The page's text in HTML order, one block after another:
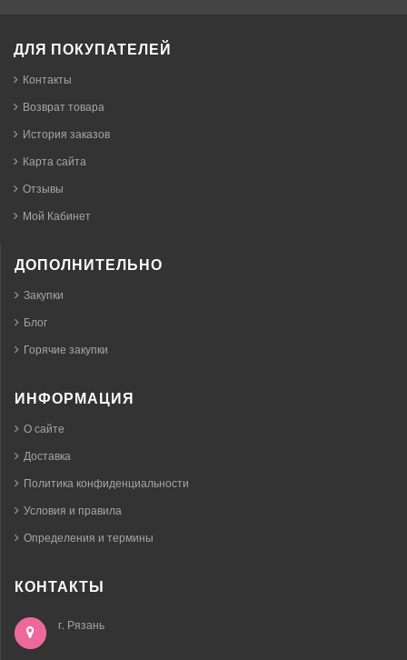
ДЛЯ ПОКУПАТЕЛЕЙ
Контакты
Возврат товара
История заказов
Карта сайта
Отзывы
Мой Кабинет
ДОПОЛНИТЕЛЬНО
Закупки
Блог
Горячие закупки
ИНФОРМАЦИЯ
О сайте
Доставка
Политика конфиденциальности
Условия и правила
Определения и термины
КОНТАКТЫ
г. Рязань